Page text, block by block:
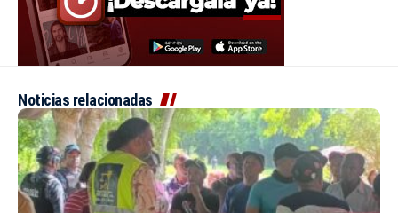
Noticias relacionadas